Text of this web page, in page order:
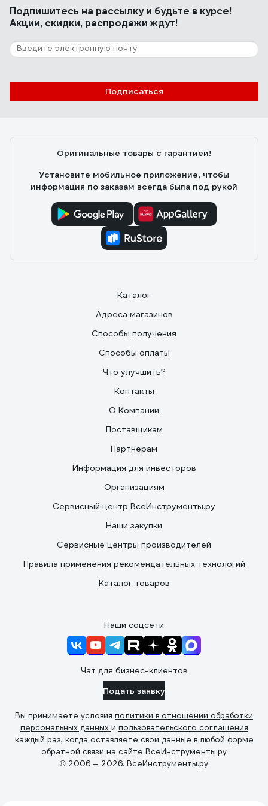
ты педант и эстет - тебе мимо,
просто нужно что-то удобное для
мириться с описаными выше
Подпишитесь на рассылкуи будьте в курсе!
Акции, скидки, распродажи ждут!
Подписаться
Оригинальные товары с гарантией!
Установите мобильное приложение, чтобы
информация по заказам всегда была под рукой
Каталог
Адреса магазинов
Способы получения
Способы оплаты
Что улучшить?
Контакты
О Компании
Поставщикам
Партнерам
Информация для инвесторов
Организациям
Сервисный центр ВсеИнструменты.ру
Наши закупки
Сервисные центры производителей
Правила применения рекомендательных технологий
Каталог товаров
Наши соцсети
Чат для бизнес-клиентов
Подать заявку
Вы принимаете условия политики в отношении обработки
персональных данных и пользовательского соглашения
каждый раз, когда оставляете свои данные в любой форме
обратной связи на сайте ВсеИнструменты.ру
© 2006 — 2026. ВсеИнструменты.ру